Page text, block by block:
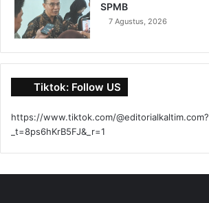
SPMB
7 Agustus, 2026
Tiktok: Follow US
https://www.tiktok.com/@editorialkaltim.com?
_t=8ps6hKrB5FJ&_r=1